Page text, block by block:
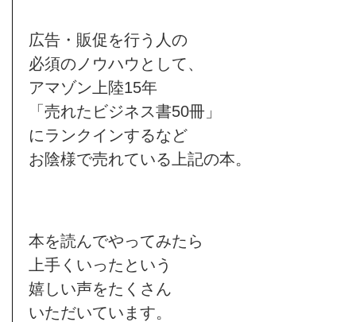
広告・販促を行う人の
必須のノウハウとして、
アマゾン上陸15年
「売れたビジネス書50冊」
にランクインするなど
お陰様で売れている上記の本。
本を読んでやってみたら
上手くいったという
嬉しい声をたくさん
いただいています。